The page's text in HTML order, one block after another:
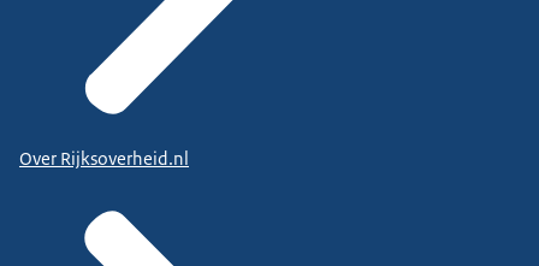
Over Rijksoverheid.nl